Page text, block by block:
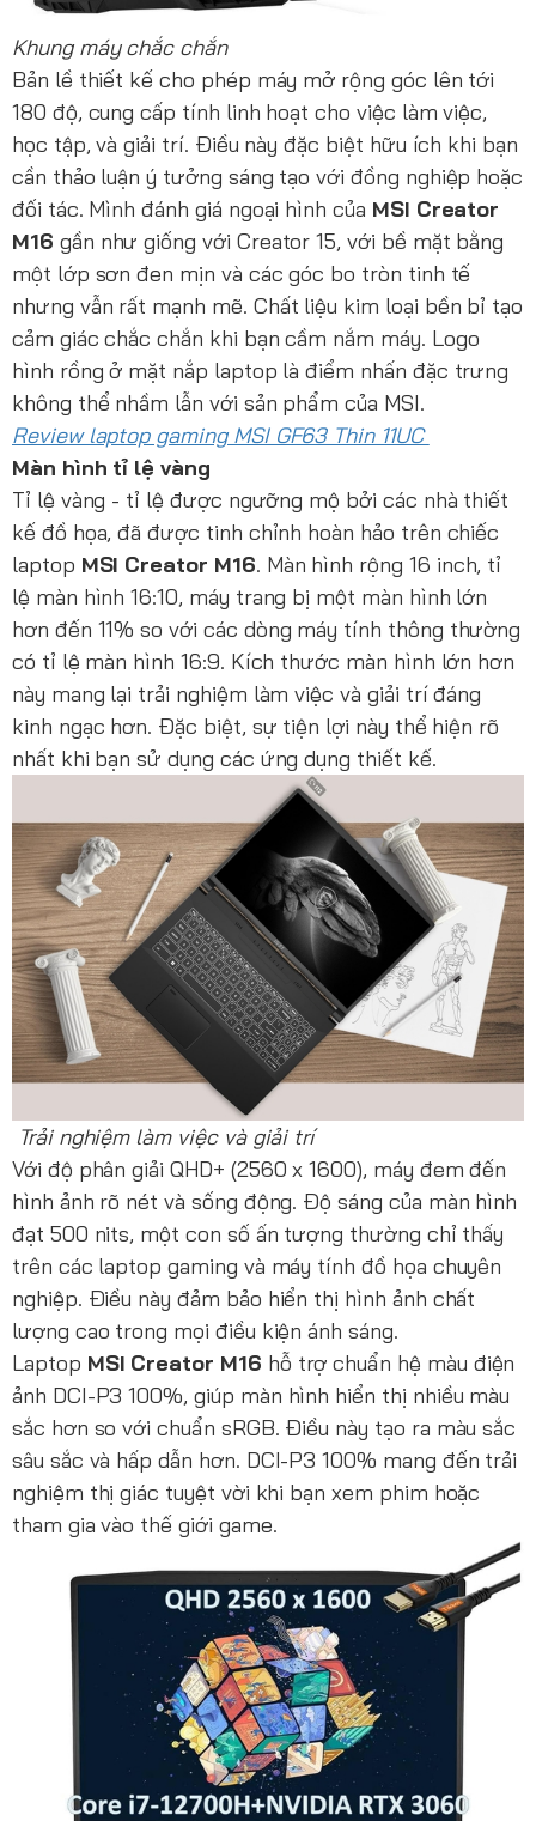
Khung máy chắc chắn
Bản lề thiết kế cho phép máy mở rộng góc lên tới
180 độ, cung cấp tính linh hoạt cho việc làm việc,
học tập, và giải trí. Điều này đặc biệt hữu ích khi bạn
cần thảo luận ý tưởng sáng tạo với đồng nghiệp hoặc
đối tác. Mình đánh giá ngoại hình của MSI Creator
M16 gần như giống với Creator 15, với bề mặt bằng
một lớp sơn đen mịn và các góc bo tròn tinh tế
nhưng vẫn rất mạnh mẽ. Chất liệu kim loại bền bỉ tạo
cảm giác chắc chắn khi bạn cầm nắm máy. Logo
hình rồng ở mặt nắp laptop là điểm nhấn đặc trưng
không thể nhầm lẫn với sản phẩm của MSI.
Review laptop gaming MSI GF63 Thin 11UC
Màn hình tỉ lệ vàng
Tỉ lệ vàng - tỉ lệ được ngưỡng mộ bởi các nhà thiết
kế đồ họa, đã được tinh chỉnh hoàn hảo trên chiếc
laptop MSI Creator M16. Màn hình rộng 16 inch, tỉ
lệ màn hình 16:10, máy trang bị một màn hình lớn
hơn đến 11% so với các dòng máy tính thông thường
có tỉ lệ màn hình 16:9. Kích thước màn hình lớn hơn
này mang lại trải nghiệm làm việc và giải trí đáng
kinh ngạc hơn. Đặc biệt, sự tiện lợi này thể hiện rõ
nhất khi bạn sử dụng các ứng dụng thiết kế.
Trải nghiệm làm việc và giải trí
Với độ phân giải QHD+ (2560 x 1600), máy đem đến
hình ảnh rõ nét và sống động. Độ sáng của màn hình
đạt 500 nits, một con số ấn tượng thường chỉ thấy
trên các laptop gaming và máy tính đồ họa chuyên
nghiệp. Điều này đảm bảo hiển thị hình ảnh chất
lượng cao trong mọi điều kiện ánh sáng.
Laptop MSI Creator M16 hỗ trợ chuẩn hệ màu điện
ảnh DCI-P3 100%, giúp màn hình hiển thị nhiều màu
sắc hơn so với chuẩn sRGB. Điều này tạo ra màu sắc
sâu sắc và hấp dẫn hơn. DCI-P3 100% mang đến trải
nghiệm thị giác tuyệt vời khi bạn xem phim hoặc
tham gia vào thế giới game.